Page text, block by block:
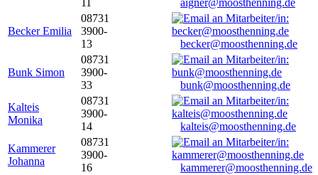
aigner@moosthenning.de
Becker Emilia
08731
3900-
13
becker@moosthenning.de
Bunk Simon
08731
3900-
33
bunk@moosthenning.de
Kalteis
Monika
08731
3900-
14
kalteis@moosthenning.de
Kammerer
Johanna
08731
3900-
16
kammerer@moosthenning.de